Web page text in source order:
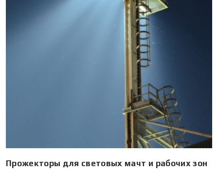
Прожекторы для световых мачт и рабочих зон